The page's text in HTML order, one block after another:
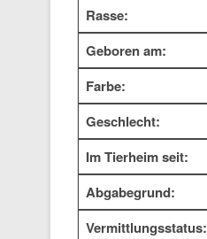
Rasse:
Geboren am:
Farbe:
Geschlecht:
Im Tierheim seit:
Abgabegrund:
Vermittlungsstatus: